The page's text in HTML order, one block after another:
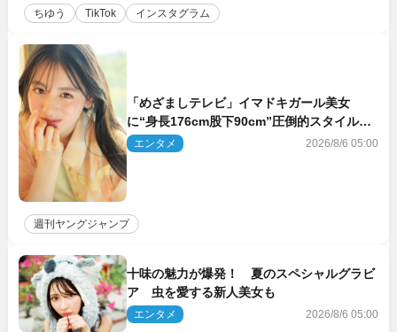
ちゆう TikTok インスタグラム
「めざましテレビ」イマドキガール美女
に“身長176cm股下90cm”圧倒的スタイルの
美女も ヤンジャン最新号
エンタメ 2026/8/6 05:00
週刊ヤングジャンプ
十味の魅力が爆発！ 夏のスペシャルグラビ
ア 虫を愛する新人美女も
エンタメ 2026/8/6 05:00